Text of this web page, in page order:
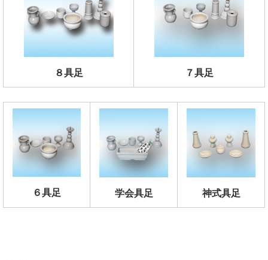
８具足 ７具足
６具足 学会具足 神式具足